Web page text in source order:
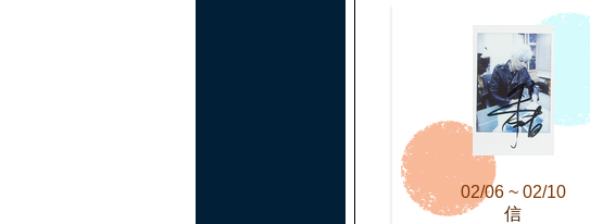
02/06 ~ 02/10
信